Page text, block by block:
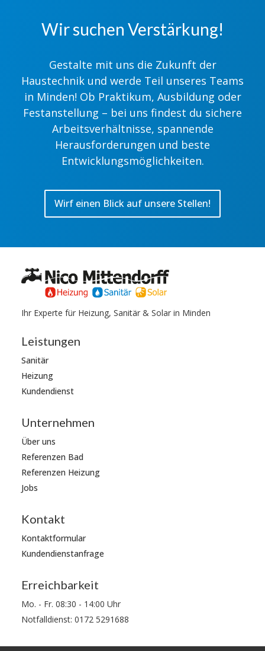
Wir suchen Verstärkung!
Gestalte mit uns die Zukunft der
Haustechnik und werde Teil unseres Teams
in Minden! Ob Praktikum, Ausbildung oder
Festanstellung – bei uns findest du sichere
Arbeitsverhältnisse, spannende
Herausforderungen und beste
Entwicklungsmöglichkeiten.
Wirf einen Blick auf unsere Stellen!
Ihr Experte für Heizung, Sanitär & Solar in Minden
Leistungen
Sanitär
Heizung
Kundendienst
Unternehmen
Über uns
Referenzen Bad
Referenzen Heizung
Jobs
Kontakt
Kontaktformular
Kundendienstanfrage
Erreichbarkeit
Mo. - Fr. 08:30 - 14:00 Uhr
Notfalldienst: 0172 5291688